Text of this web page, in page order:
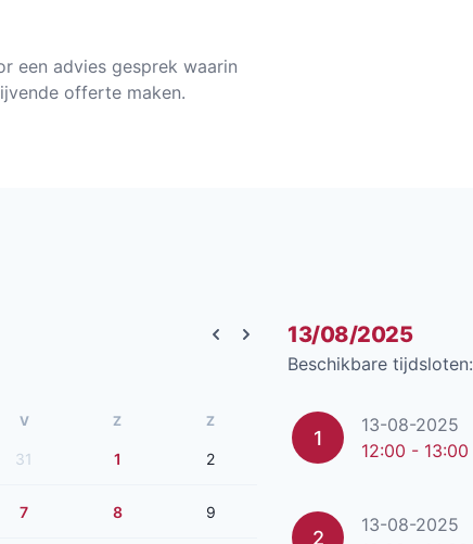
een advies gesprek waarin
offerte maken.
Previous month
Next month
V Z Z
31 1 2
7 8 9
13/08/2025
Beschikbare tijdsloten:
1
13-08-2025
12:00 - 13:00
2
13-08-2025